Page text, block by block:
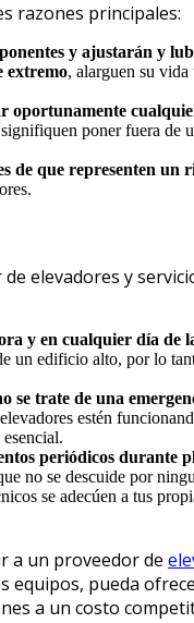
razones principales:
y ajustarán y
extremo, alarguen su
oportunamente
poner fuera de
de que representen un
elevadores y
y en cualquier día de
un edificio alto, por lo
se trate de una
estén
periódicos durante
no se descuide por
se adecúen a tus
a un proveedor de
equipos, pueda
a un costo